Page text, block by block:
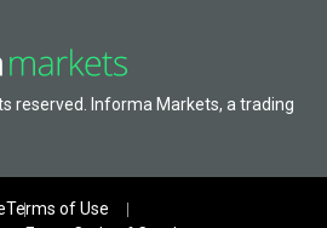
reserved. Informa Markets, a trading
Terms of Use